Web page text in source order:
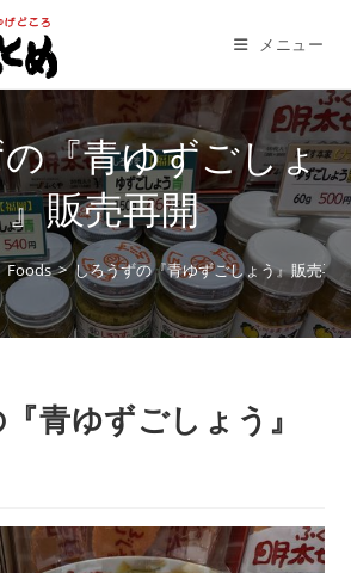
メニュー
『青ゆずごしょ
販売再開
Foods > しろうずの『青ゆずごしょう』販売再
青ゆずごしょう』